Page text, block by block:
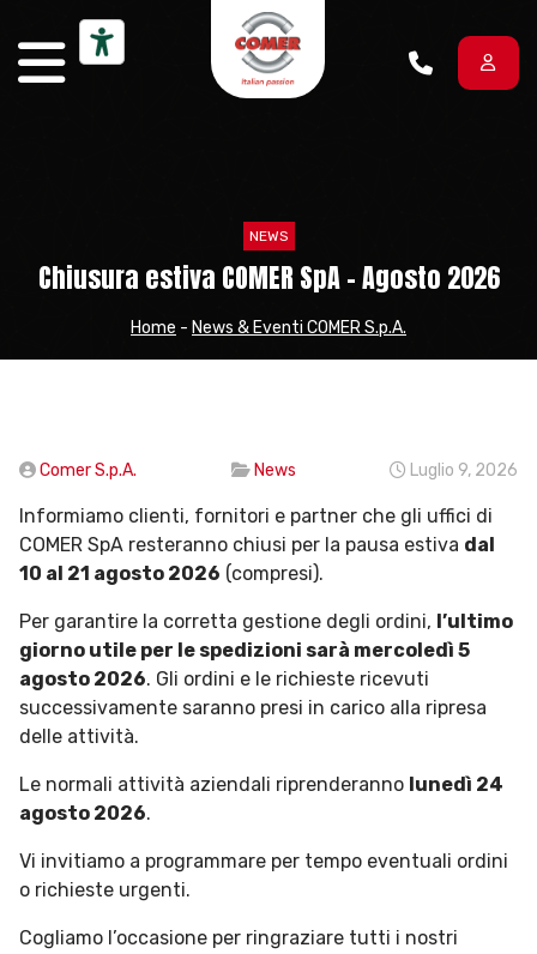
NEWS
Chiusura estiva COMER SpA – Agosto 2026
Home - News & Eventi COMER S.p.A.
Comer S.p.A. News Luglio 9, 2026
Informiamo clienti, fornitori e partner che gli uffici di
COMER SpA resteranno chiusi per la pausa estiva dal
10 al 21 agosto 2026 (compresi).
Per garantire la corretta gestione degli ordini, l’ultimo
giorno utile per le spedizioni sarà mercoledì 5
agosto 2026. Gli ordini e le richieste ricevuti
successivamente saranno presi in carico alla ripresa
delle attività.
Le normali attività aziendali riprenderanno lunedì 24
agosto 2026.
Vi invitiamo a programmare per tempo eventuali ordini
o richieste urgenti.
Cogliamo l’occasione per ringraziare tutti i nostri